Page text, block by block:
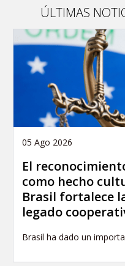
ÚLTIMAS
05 Ago 2026
El
como hecho
Brasil fortalece
legado
Brasil ha dado un